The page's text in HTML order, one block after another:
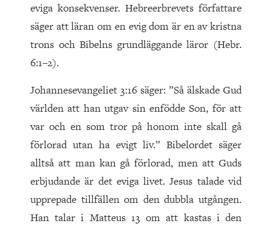
eviga konsekvenser. Hebreerbrevets författare
säger att läran om en evig dom är en av kristna
trons och Bibelns grundläggande läror (Hebr.
6:1–2).
Johannesevangeliet 3:16 säger: ”Så älskade Gud
världen att han utgav sin enfödde Son, för att
var och en som tror på honom inte skall gå
förlorad utan ha evigt liv.” Bibelordet säger
alltså att man kan gå förlorad, men att Guds
erbjudande är det eviga livet. Jesus talade vid
upprepade tillfällen om den dubbla utgången.
Han talar i Matteus 13 om att kastas i den